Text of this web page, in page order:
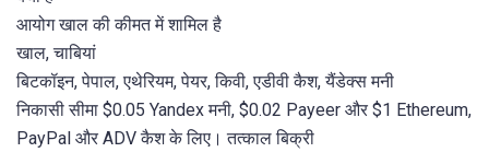
आयोग खाल की कीमत में शामिल है
खाल, चाबियां
बिटकॉइन, पेपाल, एथेरियम, पेयर, किवी, एडीवी कैश, यैंडेक्स मनी
निकासी सीमा $0.05 Yandex मनी, $0.02 Payeer और $1 Ethereum,
PayPal और ADV कैश के लिए। तत्काल बिक्री